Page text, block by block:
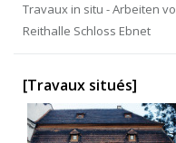
Travaux in situ - Arbeiten
Reithalle Schloss Ebnet
[Travaux situés]